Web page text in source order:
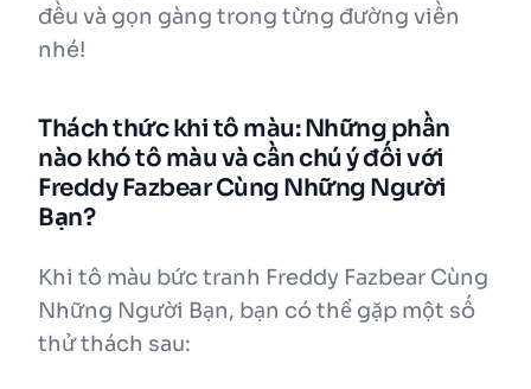
đều và gọn gàng trong từng đường viền
nhé!
Thách thức khi tô màu: Những phần
nào khó tô màu và cần chú ý đối với
Freddy Fazbear Cùng Những Người
Bạn?
Khi tô màu bức tranh Freddy Fazbear Cùng
Những Người Bạn, bạn có thể gặp một số
thử thách sau: